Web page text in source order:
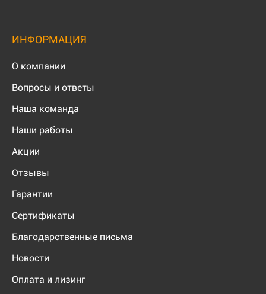
ИНФОРМАЦИЯ
О компании
Вопросы и ответы
Наша команда
Наши работы
Акции
Отзывы
Гарантии
Сертификаты
Благодарственные письма
Новости
Оплата и лизинг